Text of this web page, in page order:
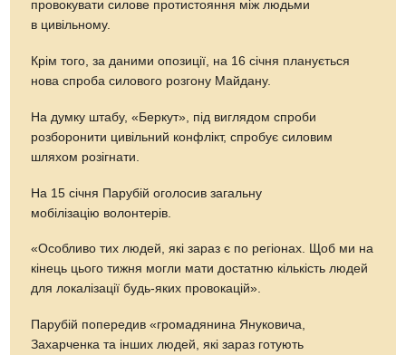
провокувати силове протистояння між людьми
в цивільному.
Крім того, за даними опозиції, на 16 січня планується
нова спроба силового розгону Майдану.
На думку штабу, «Беркут», під виглядом спроби
розборонити цивільний конфлікт, спробує силовим
шляхом розігнати.
На 15 січня Парубій оголосив загальну
мобілізацію волонтерів.
«Особливо тих людей, які зараз є по регіонах. Щоб ми на
кінець цього тижня могли мати достатню кількість людей
для локалізації будь-яких провокацій».
Парубій попередив «громадянина Януковича,
Захарченка та інших людей, які зараз готують